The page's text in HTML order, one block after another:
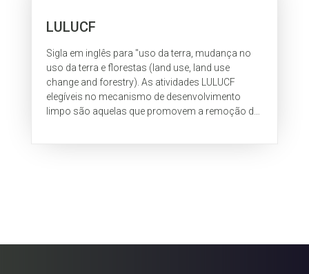
LULUCF
Sigla em inglês para "uso da terra, mudança no
uso da terra e florestas (land use, land use
change and forestry). As atividades LULUCF
elegíveis no mecanismo de desenvolvimento
limpo são aquelas que promovem a remoção de